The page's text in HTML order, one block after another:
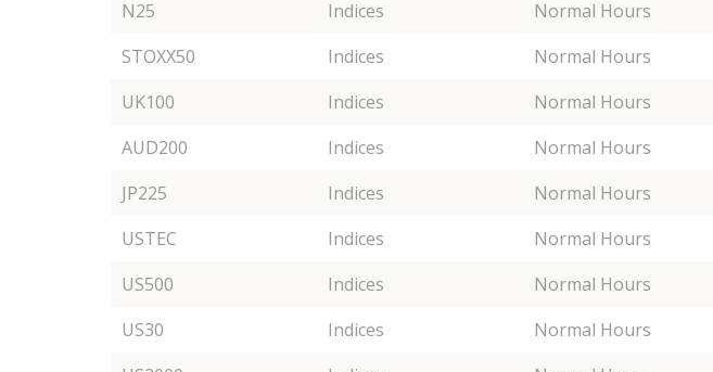
N25
Indices Normal Hours
STOXX50
Indices Normal Hours
UK100
Indices Normal Hours
AUD200
Indices Normal Hours
JP225
Indices Normal Hours
USTEC
Indices Normal Hours
US500
Indices Normal Hours
US30
Indices Normal Hours